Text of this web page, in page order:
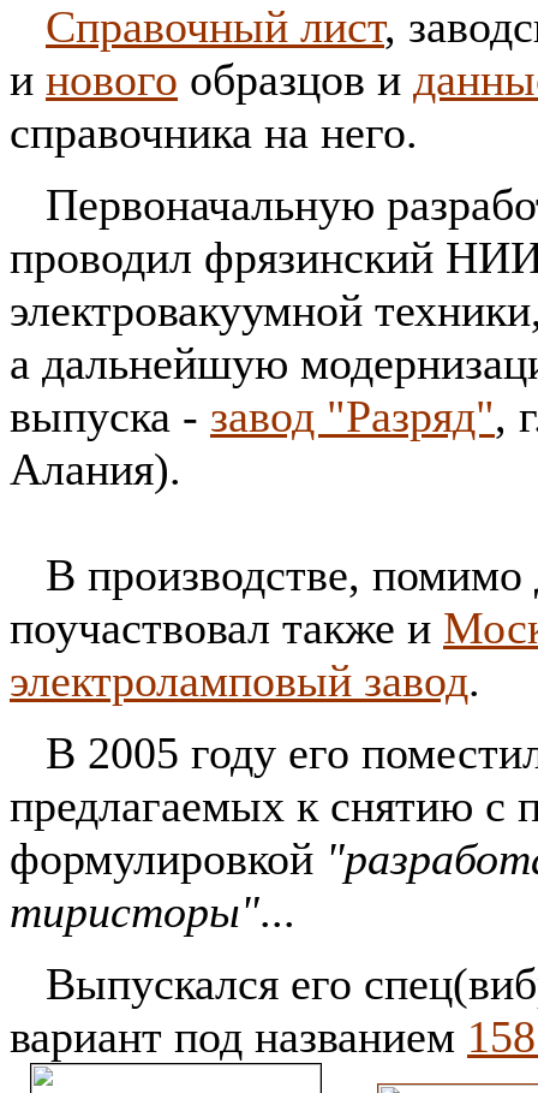
Справочный лист,
и нового образцов и
справочника на него.
Первоначальную
проводил фрязинский
электровакуумной
а дальнейшую
выпуска - завод "Разряд",
Алания).
В производстве, помимо
поучаствовал также и
электроламповый завод.
В 2005 году его
предлагаемых к снятию с
формулировкой
тиристоры"...
Выпускался его
вариант под названием